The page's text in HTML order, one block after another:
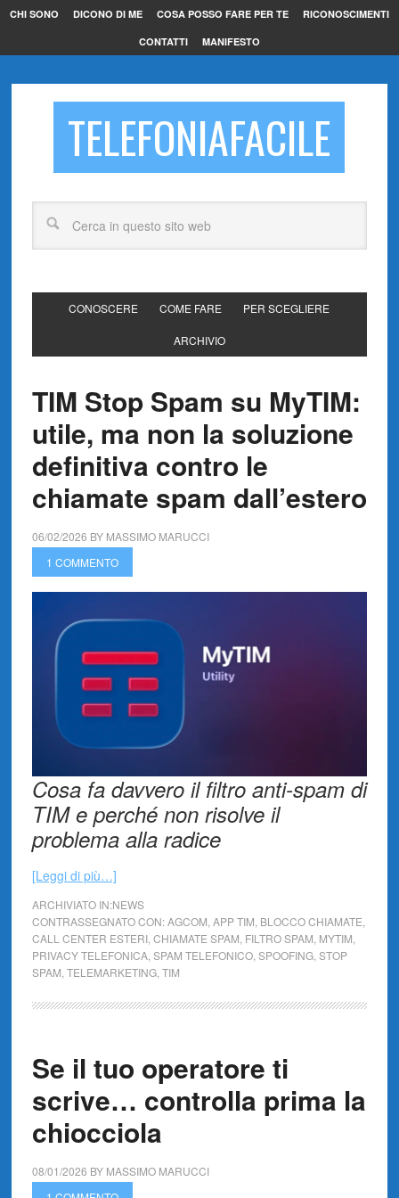
CHI SONO DICONO DI ME COSA POSSO FARE PER TE RICONOSCIMENTI
CONTATTI MANIFESTO
TELEFONIAFACILE
CONOSCERE COME FARE PER SCEGLIERE
ARCHIVIO
TIM Stop Spam su MyTIM:
utile, ma non la soluzione
definitiva contro le
chiamate spam dall’estero
06/02/2026 BY MASSIMO MARUCCI
1 COMMENTO
Cosa fa davvero il filtro anti-spam di
TIM e perché non risolve il
problema alla radice
[Leggi di più…]
ARCHIVIATO IN:NEWS
CONTRASSEGNATO CON:AGCOM APP TIM BLOCCO CHIAMATE
CALL CENTER ESTERI, CHIAMATE SPAM FILTRO SPAM MYTIM
PRIVACY TELEFONICA, SPAM TELEFONICO, SPOOFING, STOP
SPAM TELEMARKETING, TIM
Se il tuo operatore ti
scrive… controlla prima la
chiocciola
08/01/2026 BY MASSIMO MARUCCI